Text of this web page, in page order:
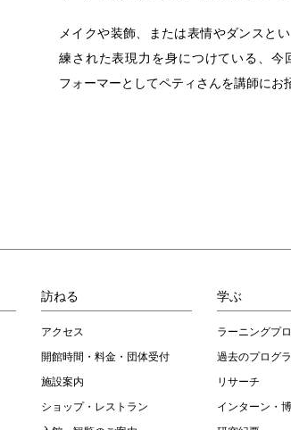
メイクや装飾、または表情やダンスと
練された表現力を身につけている、今
フォーマーとしてペティさんを講師にお
訪ねる
アクセス
開館時間・料金・団体受付
施設案内
ショップ・レストラン
学ぶ
ラーニングプ
過去のプログ
リサーチ
インターン・